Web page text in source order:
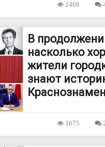
2468
В
насколько
жители
знают
1675